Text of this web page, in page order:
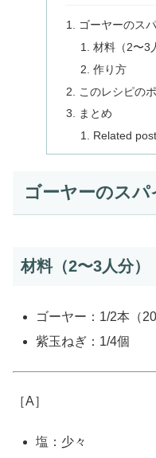
ゴーヤーのス
材料（2〜3
作り方
このレシピの
まとめ
Related
ゴーヤーのス
材料（2〜3人分）
ゴーヤー：1/2本（
紫玉ねぎ：1/4個
［A］
塩：少々